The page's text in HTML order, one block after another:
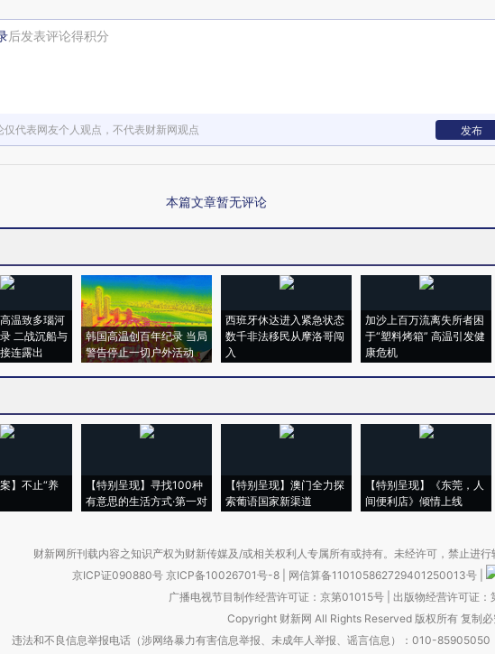
后发表评论得积分
仅代表网友个人观点，不代表财新网观点 发布
本篇文章暂无评论
温致多瑙河
二战沉船与
连露出
韩国高温创百年纪录 当局
警告停止一切户外活动
西班牙休达进入紧急状态
数千非法移民从摩洛哥闯
入
加沙上百万流离失所者困
于“塑料烤箱” 高温引发健
康危机
】不止“养
【特别呈现】寻找100种
有意思的生活方式·第一对
【特别呈现】澳门全力探
索葡语国家新渠道
【特别呈现】《东莞，人
间便利店》倾情上线
财新网所刊载内容之知识产权为财新传媒及/或相关权利人专属所有或持有。未经许可，禁止进行
京ICP证090880号 京ICP备10026701号-8 网信算备110105862729401250013号
广播电视节目制作经营许可证：京第01015号| 出版物经营许可证
Copyright 财新网 All Rights Reserved 版权所有 复制必
违法和不良信息举报电话（涉网络暴力有害信息举报、未成年人举报、谣言信息）：010-